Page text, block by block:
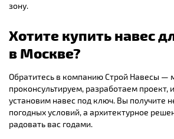
зону.
Хотите купить навес
в Москве?
Обратитесь в компанию Строй Навесы —
проконсультируем, разработаем проект,
установим навес под ключ. Вы получите
погодных условий, а архитектурное
радовать вас годами.